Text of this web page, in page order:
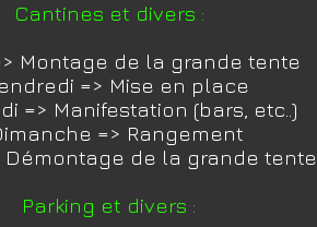
Cantines et divers :
Montage de la grande tente
=> Mise en place
=> Manifestation (bars, etc..)
=> Rangement
Démontage de la grande tente
Parking et divers :